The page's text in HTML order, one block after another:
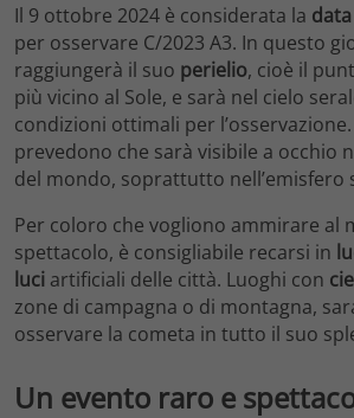
Il 9 ottobre 2024 è considerata la
per osservare C/2023 A3. In questo
raggiungerà il suo perielio, cioè il
più vicino al Sole, e sarà nel cielo
condizioni ottimali per
prevedono che sarà visibile a occhio
del mondo, soprattutto nell’emisfero
Per coloro che vogliono ammirare al
spettacolo, è consigliabile recarsi in
luci artificiali delle città. Luoghi con
zone di campagna o di montagna,
osservare la cometa in tutto il suo
Un evento raro e